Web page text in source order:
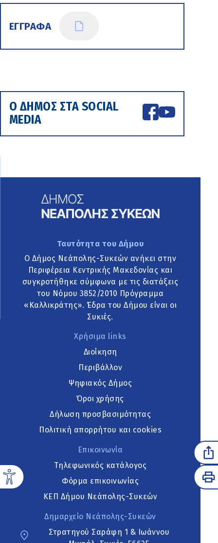
ΕΓΓΡΑΦΑ
Ο ΔΗΜΟΣ ΣΤΑ SOCIAL
MEDIA
Ταυτότητα του Δήμου
Ο Δήμος Νεάπολης-Συκεών ανήκει στην
Περιφέρεια Κεντρικής Μακεδονίας και
συγκροτήθηκε σύμφωνα με τις διατάξεις
του Νόμου 3852/2010 Πρόγραμμα
«Καλλικράτης». Έδρα του Δήμου είναι οι
Συκιές.
Χρήσιμα links
Διοίκηση
Περιβάλλον
Ψηφιακός Δήμος
Όροι χρήσης
Δήλωση προσβασιμότητας
Πολιτική απορρήτου και cookies
Επικοινωνία
Τηλεφωνικός κατάλογος
Φόρμα επικοινωνίας
ΚΕΠ Δήμου Νεάπολης-Συκεών
Δημαρχείο Νεάπολης-Συκεών
Στρατηγού Σαράφη 1 & Ιωάννου